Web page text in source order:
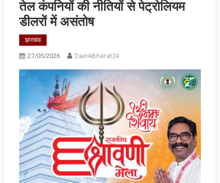
तेल कंपनियों की नीतियों से पेट्रोलियम
डीलरों में असंतोष
झारखंड
27/05/2026 Dainikbharat24